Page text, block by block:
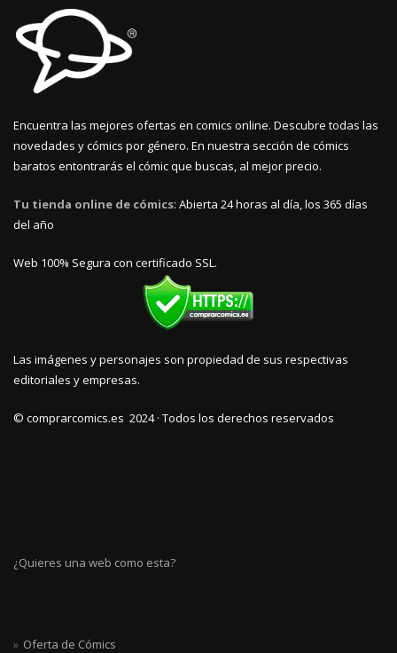
Encuentra las mejores ofertas en comics online. Descubre todas las
novedades y cómics por género. En nuestra sección de cómics
baratos entontrarás el cómic que buscas, al mejor precio.
Tu tienda online de cómics: Abierta 24 horas al día, los 365 días
del año
Web 100% Segura con certificado SSL.
Las imágenes y personajes son propiedad de sus respectivas
editoriales y empresas.
© comprarcomics.es 2024 · Todos los derechos reservados
¿Quieres una web como esta?
Oferta de Cómics